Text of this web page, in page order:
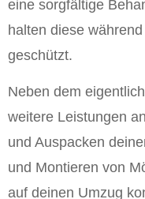
eine sorgfältige
halten diese
geschützt.
Neben dem
weitere Leistungen
und Auspacken
und Montieren von
auf deinen Umzug